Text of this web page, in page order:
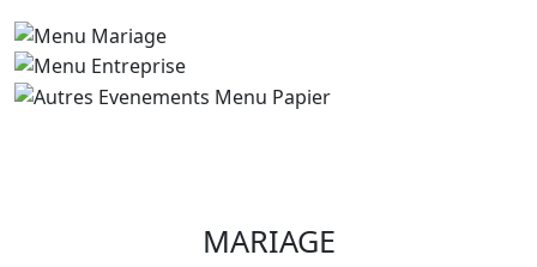
MARIAGE